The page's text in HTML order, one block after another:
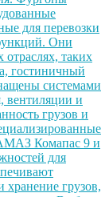
для перевозки
Они
таких
гостиничный
системами
вентиляции и
грузов и
Комапас 9 и
для
грузов,